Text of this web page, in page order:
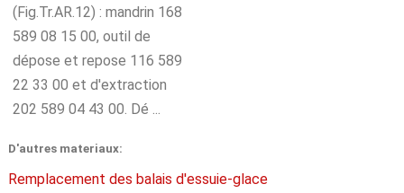
(Fig.Tr.AR.12) : mandrin 168
589 08 15 00, outil de
dépose et repose 116 589
22 33 00 et d'extraction
202 589 04 43 00. Dé ...
D'autres materiaux:
Remplacement des balais d'essuie-glace